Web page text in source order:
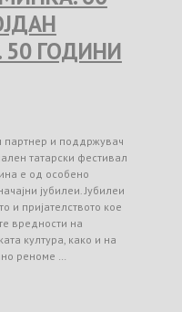
50 ГОДИНИ
и поддржувач
татарски фестивал
е од особено
јубилеи. Јубилеи
и пријателството кое
вредности на
култура, како и на
реноме …